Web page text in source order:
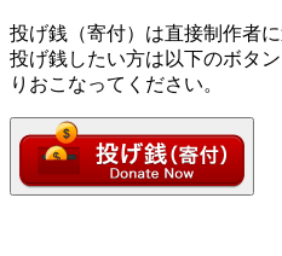
投げ銭（寄付）は直接制作者に
投げ銭したい方は以下のボタ
りおこなってください。